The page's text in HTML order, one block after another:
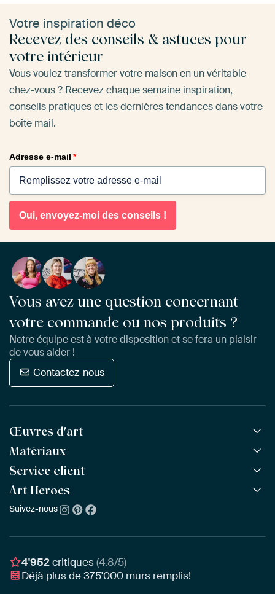
Votre inspiration déco
Recevez des conseils & astuces pour
votre intérieur
Vous voulez transformer votre maison en un véritable
chez-vous ? Recevez chaque semaine inspiration,
conseils pratiques et les dernières tendances dans votre
boîte mail.
Adresse e-mail *
Oui, envoyez-moi des conseils !
Vous avez une question concernant
votre commande ou nos produits ?
Notre équipe est à votre disposition et se fera un plaisir
de vous aider !
Contactez-nous
Œuvres d'art
Toutes les œuvres
Toutes les collections
Tous les artistes
Meilleures ventes
Matériaux
ArtFrame™ POPULAIRE
ArtFrame™ en bois
Toile
Service client
Questions fréquentes
Commander
Montage & Accrochage
Chèques cadeaux
Art Heroes
À propos de nous
Récompenses
Professionnels
Suivez-nous
4'952critiques(4.8/5)
Déjà plus de375'000 murs remplis!